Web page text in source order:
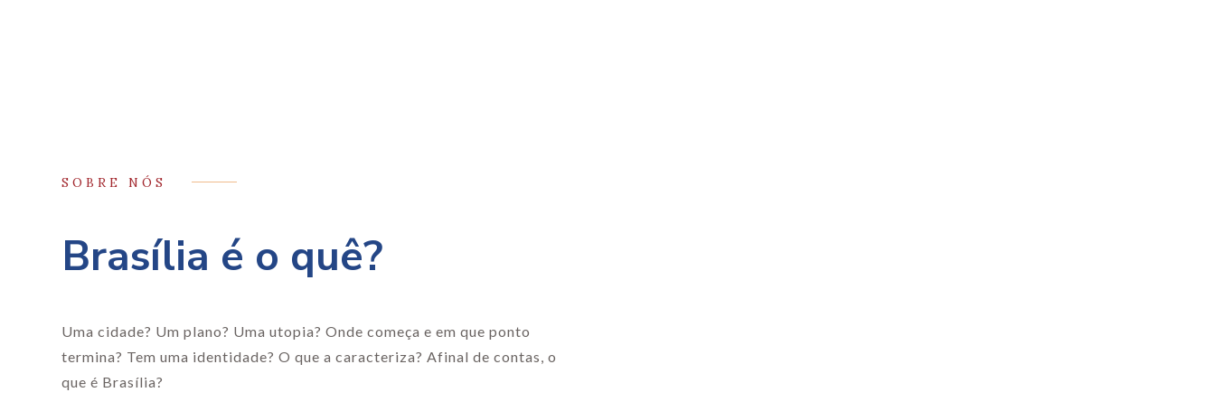
SOBRE NÓS
Brasília é o quê?
Uma cidade? Um plano? Uma utopia? Onde começa e em que ponto
termina? Tem uma identidade? O que a caracteriza? Afinal de contas, o
que é Brasília?